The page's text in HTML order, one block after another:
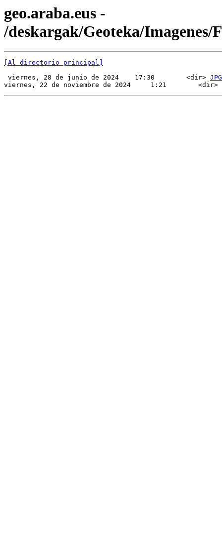
geo.araba.eus -
/deskargak/Geoteka/Imagenes/
[Al directorio principal]
viernes, 28 de junio de 2024    17:30        <dir> JPG
viernes, 22 de noviembre de 2024     1:21        <dir>